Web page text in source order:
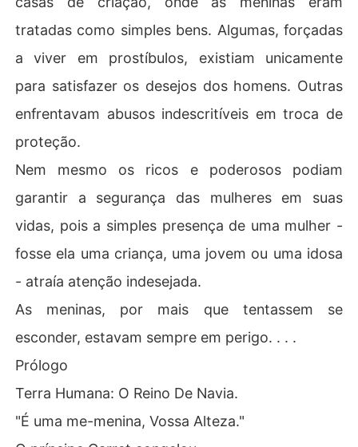
tratadas como simples bens. Algumas, forçadas
a viver em prostíbulos, existiam unicamente
para satisfazer os desejos dos homens. Outras
enfrentavam abusos indescritíveis em troca de
proteção.
Nem mesmo os ricos e poderosos podiam
garantir a segurança das mulheres em suas
vidas, pois a simples presença de uma mulher -
fosse ela uma criança, uma jovem ou uma idosa
- atraía atenção indesejada.
As meninas, por mais que tentassem se
esconder, estavam sempre em perigo. . . .
Prólogo
Terra Humana: O Reino De Navia.
"É uma me-menina, Vossa Alteza."